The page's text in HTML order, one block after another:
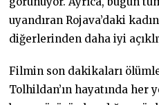
uyandıran Rojava’daki
diğerlerinden daha iyi
Filmin son dakikaları
Tolhildan’ın hayatında her